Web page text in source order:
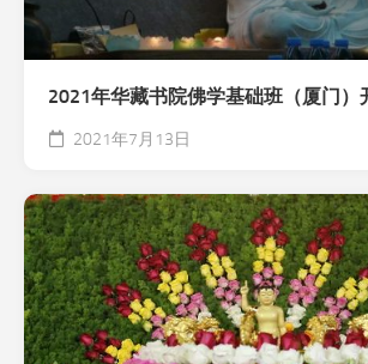
2021年华藏书院佛学基础班（厦门）
2021年7月13日